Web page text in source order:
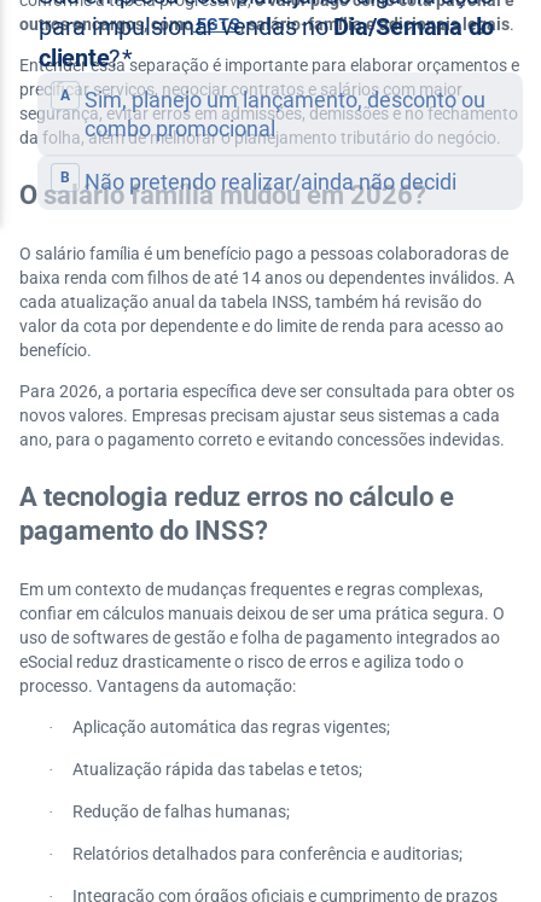
outros encargos, comoFGTS, salário-família e adicionais legais.
Entender essa separação é importante para elaborar orçamentos e
precificar serviços, negociar contratos e salários com maior
segurança, evitar erros em admissões, demissões e no fechamento
da folha, além de melhorar o planejamento tributário do negócio.
O salário família mudou em 2026?
O salário família é um benefício pago a pessoas colaboradoras de
baixa renda com filhos de até 14 anos ou dependentes inválidos. A
cada atualização anual da tabela INSS, também há revisão do
valor da cota por dependente e do limite de renda para acesso ao
benefício.
Para 2026, a portaria específica deve ser consultada para obter os
novos valores. Empresas precisam ajustar seus sistemas a cada
ano, para o pagamento correto e evitando concessões indevidas.
A tecnologia reduz erros no cálculo e
pagamento do INSS?
Em um contexto de mudanças frequentes e regras complexas,
confiar em cálculos manuais deixou de ser uma prática segura. O
uso de softwares de gestão e folha de pagamento integrados ao
eSocial reduz drasticamente o risco de erros e agiliza todo o
processo. Vantagens da automação:
· Aplicação automática das regras vigentes;
· Atualização rápida das tabelas e tetos;
· Redução de falhas humanas;
· Relatórios detalhados para conferência e auditorias;
·
Integração com órgãos oficiais e cumprimento de prazos